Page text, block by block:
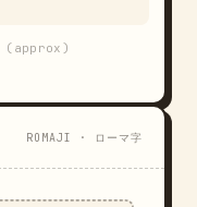
(approx)
ROMAJI · ローマ字